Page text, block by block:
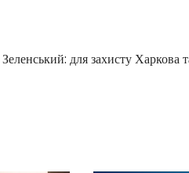
Зеленський: для захисту Харкова